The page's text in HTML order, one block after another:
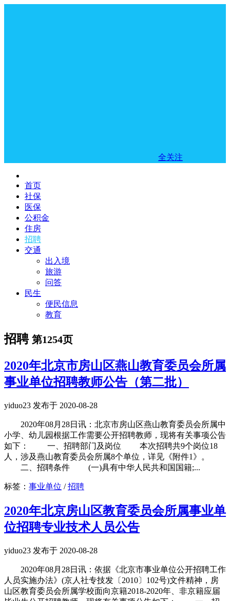
全关注
首页
社保
医保
公积金
住房
招聘
交通
出入境
旅游
问答
民生
便民信息
教育
招聘 第1254页
2020年北京市房山区燕山教育委员会所属
事业单位招聘教师公告（第二批）
yiduo23 发布于 2020-08-28
2020年08月28日讯：北京市房山区燕山教育委员会所属中
小学、幼儿园根据工作需要公开招聘教师，现将有关事项公告
如下： 一、招聘部门及岗位 本次招聘共9个岗位18
人，涉及燕山教育委员会所属8个单位，详见《附件1》。
二、招聘条件 (一)具有中华人民共和国国籍;...
标签： 事业单位 /招聘
2020年北京房山区教育委员会所属事业单
位招聘专业技术人员公告
yiduo23 发布于 2020-08-28
2020年08月28日讯：依据《北京市事业单位公开招聘工作
人员实施办法》(京人社专技发〔2010〕102号)文件精神，房
山区教育委员会所属学校面向京籍2018-2020年、非京籍应届